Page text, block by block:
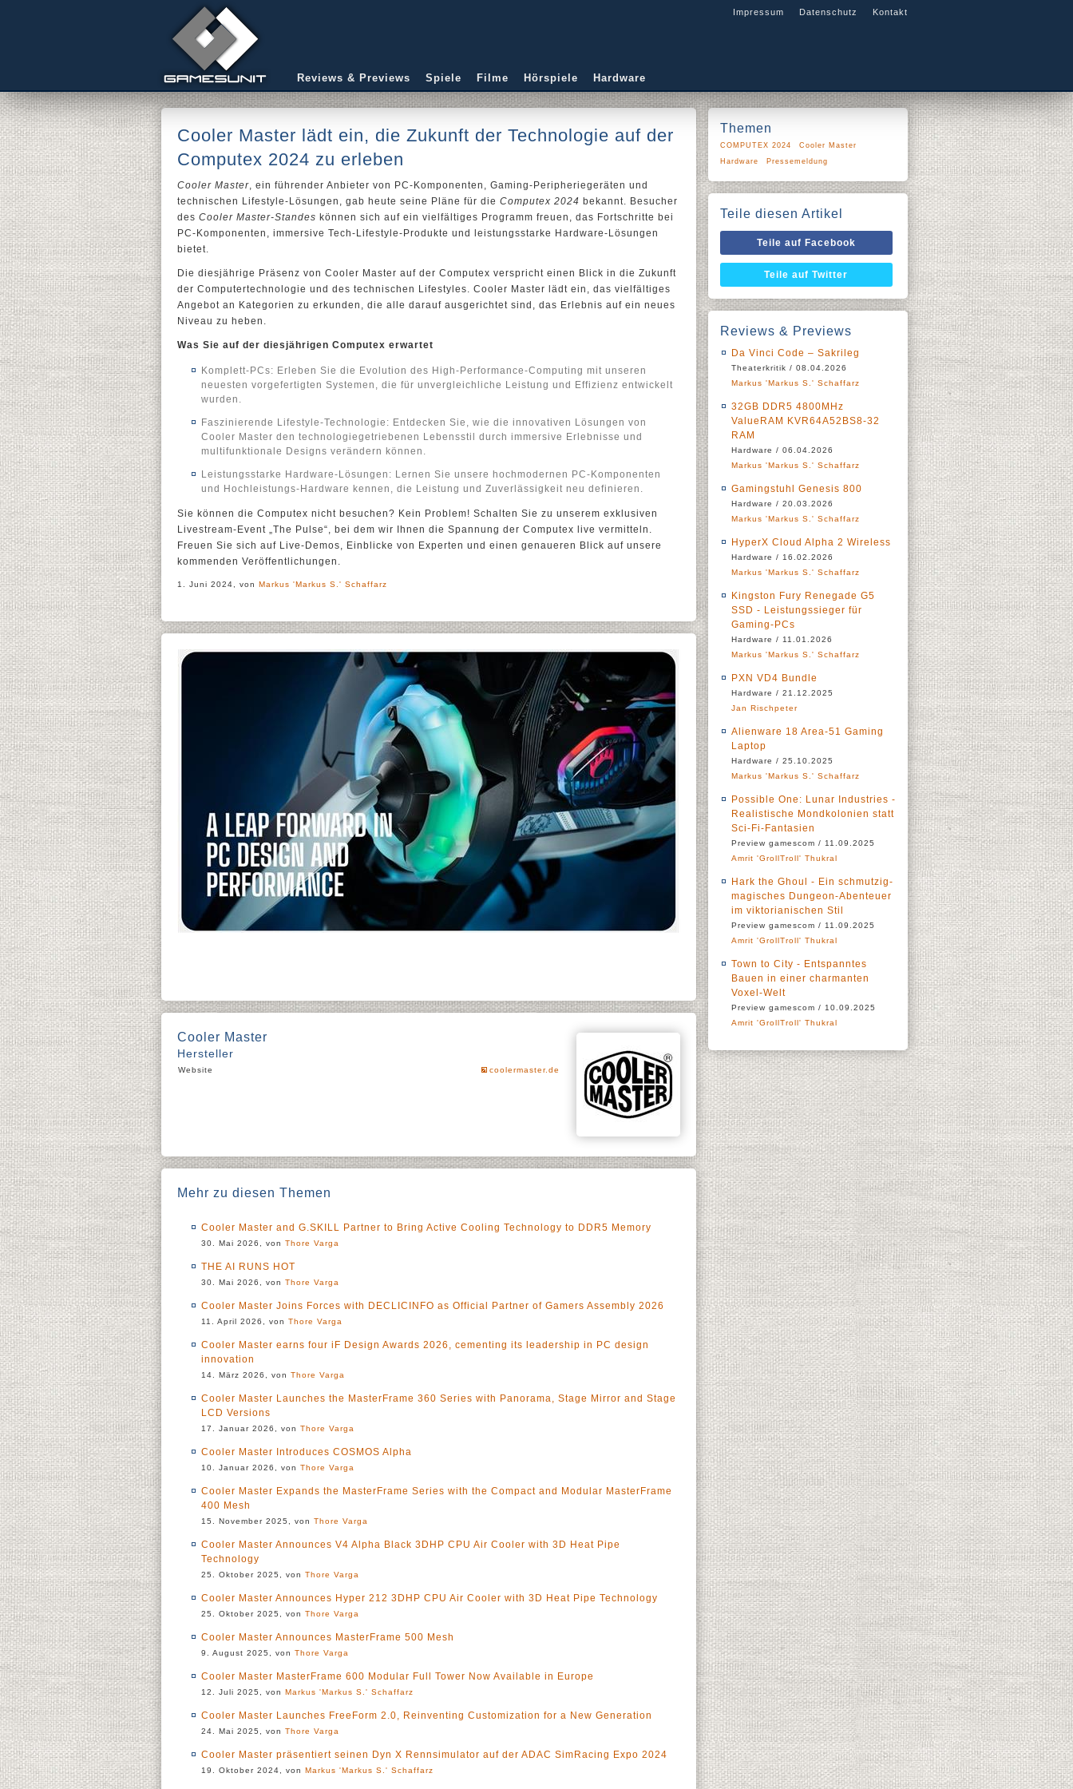
Impressum Datenschutz Kontakt
Reviews & Previews Spiele Filme Hörspiele Hardware
Cooler Master lädt ein, die Zukunft der Technologie auf der
Computex 2024 zu erleben
Cooler Master, ein führender Anbieter von PC-Komponenten, Gaming-Peripheriegeräten und
technischen Lifestyle-Lösungen, gab heute seine Pläne für die Computex 2024 bekannt. Besucher
des Cooler Master-Standes können sich auf ein vielfältiges Programm freuen, das Fortschritte bei
PC-Komponenten, immersive Tech-Lifestyle-Produkte und leistungsstarke Hardware-Lösungen
bietet.
Die diesjährige Präsenz von Cooler Master auf der Computex verspricht einen Blick in die Zukunft
der Computertechnologie und des technischen Lifestyles. Cooler Master lädt ein, das vielfältiges
Angebot an Kategorien zu erkunden, die alle darauf ausgerichtet sind, das Erlebnis auf ein neues
Niveau zu heben.
Was Sie auf der diesjährigen Computex erwartet
Komplett-PCs: Erleben Sie die Evolution des High-Performance-Computing mit unseren
neuesten vorgefertigten Systemen, die für unvergleichliche Leistung und Effizienz entwickelt
wurden.
Faszinierende Lifestyle-Technologie: Entdecken Sie, wie die innovativen Lösungen von
Cooler Master den technologiegetriebenen Lebensstil durch immersive Erlebnisse und
multifunktionale Designs verändern können.
Leistungsstarke Hardware-Lösungen: Lernen Sie unsere hochmodernen PC-Komponenten
und Hochleistungs-Hardware kennen, die Leistung und Zuverlässigkeit neu definieren.
Sie können die Computex nicht besuchen? Kein Problem! Schalten Sie zu unserem exklusiven
Livestream-Event „The Pulse“, bei dem wir Ihnen die Spannung der Computex live vermitteln.
Freuen Sie sich auf Live-Demos, Einblicke von Experten und einen genaueren Blick auf unsere
kommenden Veröffentlichungen.
1. Juni 2024, von Markus 'Markus S.' Schaffarz
Cooler Master
Hersteller
Website coolermaster.de
Mehr zu diesen Themen
Cooler Master and G.SKILL Partner to Bring Active Cooling Technology to DDR5 Memory
30. Mai 2026, von Thore Varga
THE AI RUNS HOT
30. Mai 2026, von Thore Varga
Cooler Master Joins Forces with DECLICINFO as Official Partner of Gamers Assembly 2026
11. April 2026, von Thore Varga
Cooler Master earns four iF Design Awards 2026, cementing its leadership in PC design
innovation
14. März 2026, von Thore Varga
Cooler Master Launches the MasterFrame 360 Series with Panorama, Stage Mirror and Stage
LCD Versions
17. Januar 2026, von Thore Varga
Cooler Master Introduces COSMOS Alpha
10. Januar 2026, von Thore Varga
Cooler Master Expands the MasterFrame Series with the Compact and Modular MasterFrame
400 Mesh
15. November 2025, von Thore Varga
Cooler Master Announces V4 Alpha Black 3DHP CPU Air Cooler with 3D Heat Pipe
Technology
25. Oktober 2025, von Thore Varga
Cooler Master Announces Hyper 212 3DHP CPU Air Cooler with 3D Heat Pipe Technology
25. Oktober 2025, von Thore Varga
Cooler Master Announces MasterFrame 500 Mesh
9. August 2025, von Thore Varga
Cooler Master MasterFrame 600 Modular Full Tower Now Available in Europe
12. Juli 2025, von Markus 'Markus S.' Schaffarz
Cooler Master Launches FreeForm 2.0, Reinventing Customization for a New Generation
24. Mai 2025, von Thore Varga
Cooler Master präsentiert seinen Dyn X Rennsimulator auf der ADAC SimRacing Expo 2024
19. Oktober 2024, von Markus 'Markus S.' Schaffarz
Themen
COMPUTEX 2024
Cooler Master
Hardware
Pressemeldung
Teile diesen Artikel
Teile auf Facebook
Teile auf Twitter
Reviews & Previews
Da Vinci Code – Sakrileg
Theaterkritik / 08.04.2026
Markus 'Markus S.' Schaffarz
32GB DDR5 4800MHz
ValueRAM KVR64A52BS8-32
RAM
Hardware / 06.04.2026
Markus 'Markus S.' Schaffarz
Gamingstuhl Genesis 800
Hardware / 20.03.2026
Markus 'Markus S.' Schaffarz
HyperX Cloud Alpha 2 Wireless
Hardware / 16.02.2026
Markus 'Markus S.' Schaffarz
Kingston Fury Renegade G5
SSD - Leistungssieger für
Gaming-PCs
Hardware / 11.01.2026
Markus 'Markus S.' Schaffarz
PXN VD4 Bundle
Hardware / 21.12.2025
Jan Rischpeter
Alienware 18 Area-51 Gaming
Laptop
Hardware / 25.10.2025
Markus 'Markus S.' Schaffarz
Possible One: Lunar Industries -
Realistische Mondkolonien statt
Sci-Fi-Fantasien
Preview gamescom / 11.09.2025
Amrit 'GrollTroll' Thukral
Hark the Ghoul - Ein schmutzig-
magisches Dungeon-Abenteuer
im viktorianischen Stil
Preview gamescom / 11.09.2025
Amrit 'GrollTroll' Thukral
Town to City - Entspanntes
Bauen in einer charmanten
Voxel-Welt
Preview gamescom / 10.09.2025
Amrit 'GrollTroll' Thukral